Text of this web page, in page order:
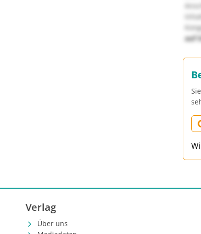
auf
Verlag
Über uns